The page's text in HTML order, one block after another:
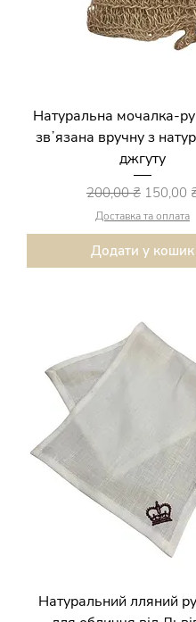
Натуральна мочалка-
звʼязана вручну з
джгуту
Звичайна ціна
200,00 ₴ За
150,00
Доставка та оплата
Додати у кошик
Натуральний лляний